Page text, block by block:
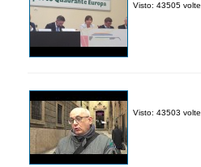
Visto: 43505 volte
Visto: 43503 volte